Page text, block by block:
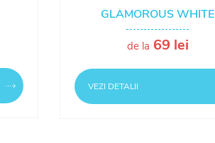
GLAMOROUS WHITE
de la 69 lei
VEZI DETALII